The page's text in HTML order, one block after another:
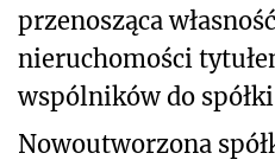
przenosząca
nieruchomości
wspólników do
Nowoutworzona